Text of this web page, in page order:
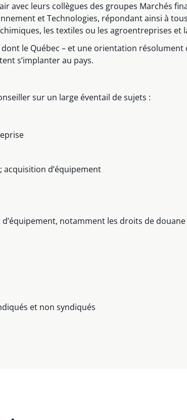
avec leurs collègues des groupes Marchés
et Technologies, répondant ainsi à
les textiles ou les agroentreprises
le Québec – et une orientation
s’implanter au pays.
sur un large éventail de sujets :
acquisition d’équipement
notamment les droits de
et non syndiqués